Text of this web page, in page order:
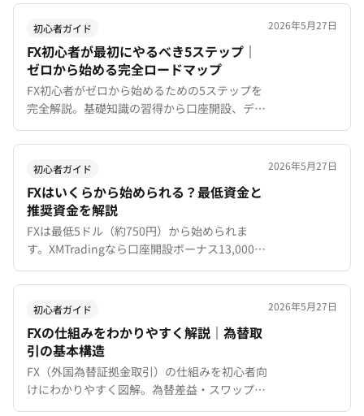
まで、あなたに合うかを客観的に診断します。
初心者ガイド
FX初心者が最初にやるべき5ステップ｜
ゼロから始める完全ロードマップ
FX初心者がゼロから始めるための5ステップを
完全解説。基礎知識の習得から口座開設、デモ
トレード、少額取引、自分だけのトレードルー
ル確立まで、具体的な手順と期間の目安を初心
者向けにわかりやすく紹介します。
2026年5月27日
初心者ガイド
FXはいくらから始められる？最低資金と
推奨資金を解説
FXは最低5ドル（約750円）から始められま
す。XMTradingなら口座開設ボーナス13,000円
で入金不要で取引可能。資金別のおすすめ口座
タイプ・トレードスタイルを解説。
2026年5月27日
初心者ガイド
FXの仕組みをわかりやすく解説｜為替取
引の基本構造
FX（外国為替証拠金取引）の仕組みを初心者向
けにわかりやすく図解。為替差益・スワップポ
イント・レバレッジ・スプレッドの基本構造を
2026年5月27日